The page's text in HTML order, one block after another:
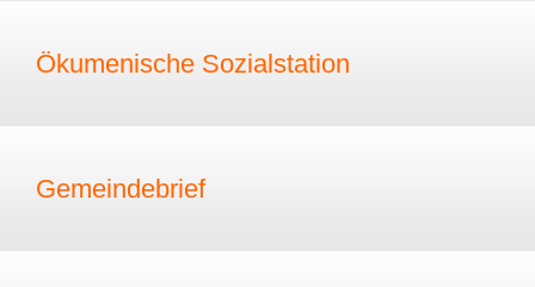
Ökumenische Sozialstation
Gemeindebrief